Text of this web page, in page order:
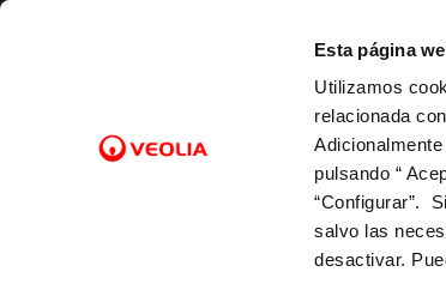
Esta página
Utilizamos
relacionada
pulsando “
“Configurar”.
salvo las
desactivar.
Coneix-nos
CONEIX-NOS